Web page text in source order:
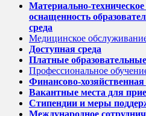
Материально-техническое
оснащенность
среда
Медицинское
Доступная среда
Платные
Профессиональное
Финансово-хозяйственная
Вакантные места для
Стипендии и меры